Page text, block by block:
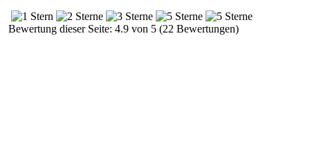
Bewertung dieser Seite: 4.9 von 5 (22 Bewertungen)